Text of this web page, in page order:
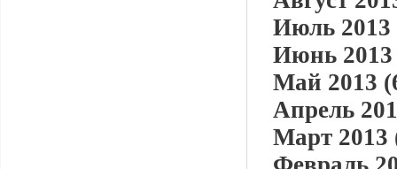
Июль 2013
Июнь 2013
Май 2013
Апрель
Март 2013